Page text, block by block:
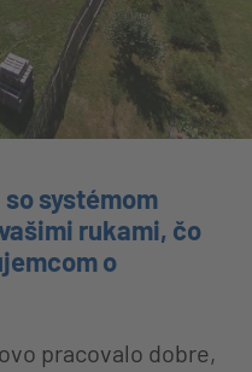
systémom
rukami, čo
o
pracovalo dobre,